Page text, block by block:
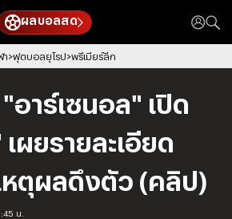
ผลบอลสด
า ฟุตบอลยุโรป พรีเมียร์ลีก
อาร์เซนอล" เปิด
ผยรายละเอียด
ตุผลดึงตัว (คลิป)
น.